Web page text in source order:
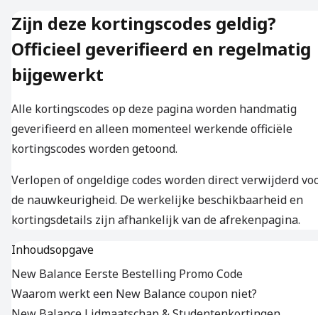
Zijn deze kortingscodes geldig?
Officieel geverifieerd en regelmatig
bijgewerkt
Alle kortingscodes op deze pagina worden handmatig
geverifieerd en alleen momenteel werkende officiële
kortingscodes worden getoond.
Verlopen of ongeldige codes worden direct verwijderd
de nauwkeurigheid. De werkelijke beschikbaarheid en
kortingsdetails zijn afhankelijk van de afrekenpagina.
Inhoudsopgave
New Balance Eerste Bestelling Promo Code
Waarom werkt een New Balance coupon niet?